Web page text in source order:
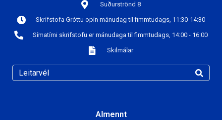
Suðurströnd 8
Skrifstofa Gróttu opin mánudag til fimmtudags, 11:30-14:30
Símatími skrifstofu er mánudaga til fimmtudags, 14:00 - 16:00
Skilmálar
Almennt